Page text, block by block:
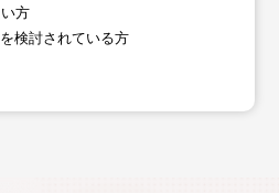
方
検討されている方